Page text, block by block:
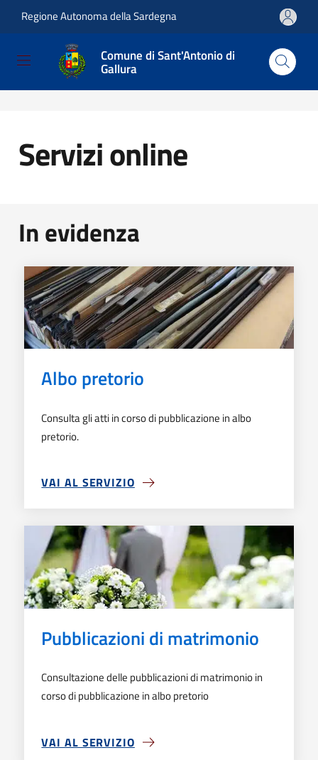
Salta e vai al contenuto
Salta e vai al footer
Regione Autonoma della Sardegna
Comune di Sant'Antonio di
Gallura
/ Servizi / Servizi online
Servizi online
In evidenza
Albo pretorio
Consulta gli atti in corso di pubblicazione in albo
pretorio.
VAI AL SERVIZIO
SU ALBO PRETORIO
Pubblicazioni di matrimonio
Consultazione delle pubblicazioni di matrimonio in
corso di pubblicazione in albo pretorio
VAI AL SERVIZIO
SU PUBBLICAZIONI DI MATRIMONIO